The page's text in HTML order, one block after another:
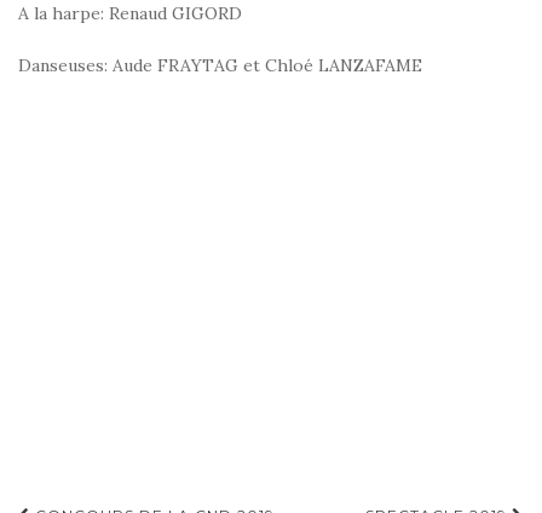
A la harpe: Renaud GIGORD
Danseuses: Aude FRAYTAG et Chloé LANZAFAME